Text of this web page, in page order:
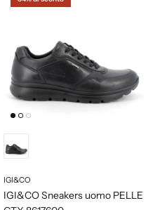
IGI&CO
IGI&CO Sneakers uomo PELLE